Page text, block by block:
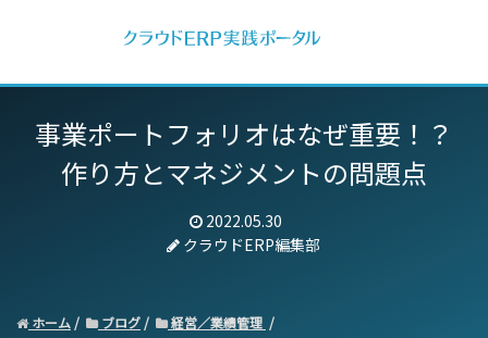
事業ポートフォリオはなぜ重要！？
作り方とマネジメントの問題点
2022.05.30
クラウドERP編集部
ホーム ブログ
経営／業績管理